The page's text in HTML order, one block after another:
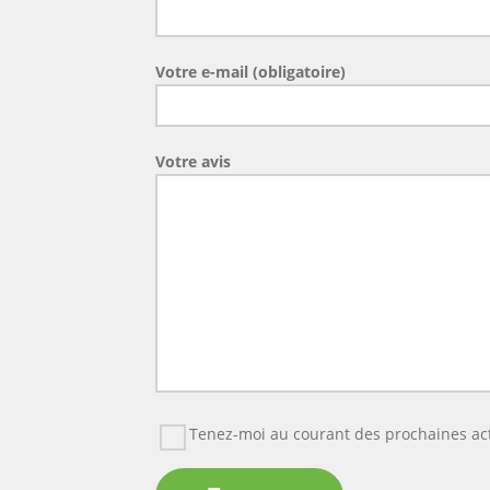
Votre e-mail (obligatoire)
Votre avis
Tenez-moi au courant des prochaines